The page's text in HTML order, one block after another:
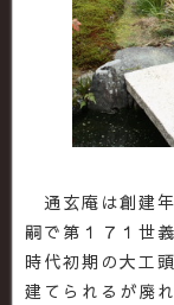
通玄庵は創建
嗣で第１７１世
時代初期の大工
建てられるが廃